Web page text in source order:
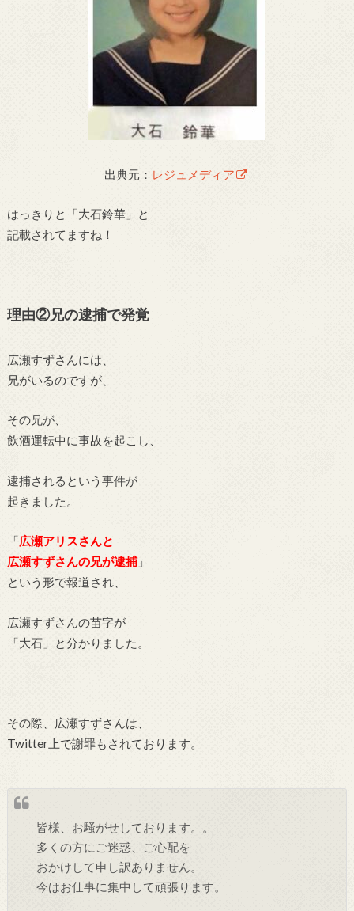
出典元： レジュメディア
はっきりと「大石鈴華」と
記載されてますね！
理由②兄の逮捕で発覚
広瀬すずさんには、
兄がいるのですが、
その兄が、
飲酒運転中に事故を起こし、
逮捕されるという事件が
起きました。
「広瀬アリスさんと
広瀬すずさんの兄が逮捕」
という形で報道され、
広瀬すずさんの苗字が
「大石」と分かりました。
その際、広瀬すずさんは、
Twitter上で謝罪もされております。
皆様、お騒がせしております。。
多くの方にご迷惑、ご心配を
おかけして申し訳ありません。
今はお仕事に集中して頑張ります。